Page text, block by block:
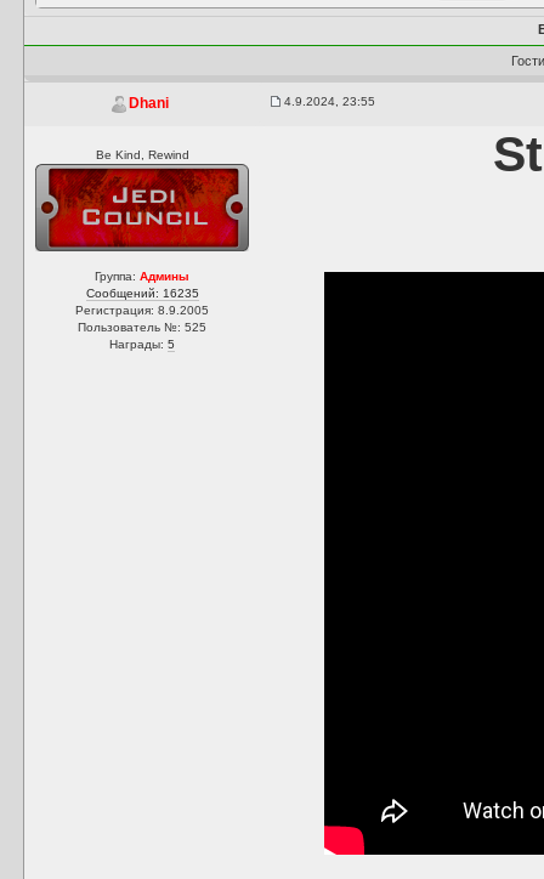
Dhani 4.9.2024, 23:55
Be Kind, Rewind
Группа:Админы
Сообщений: 16235
Регистрация: 8.9.2005
Пользователь №: 525
Награды:5